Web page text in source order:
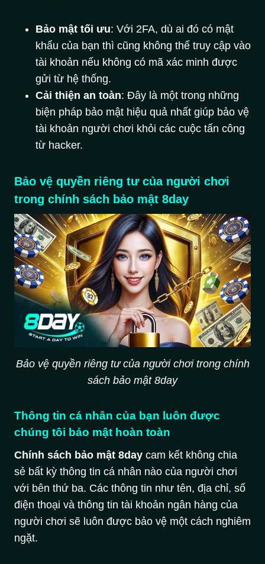
Bảo mật tối ưu: Với 2FA, dù ai đó có mật
khẩu của bạn thì cũng không thể truy cập vào
tài khoản nếu không có mã xác minh được
gửi từ hệ thống.
Cải thiện an toàn: Đây là một trong những
biện pháp bảo mật hiệu quả nhất giúp bảo vệ
tài khoản người chơi khỏi các cuộc tấn công
từ hacker.
Bảo vệ quyền riêng tư của người chơi
trong chính sách bảo mật 8day
Bảo vệ quyền riêng tư của người chơi trong chính
sách bảo mật 8day
Thông tin cá nhân của bạn luôn được
chúng tôi bảo mật hoàn toàn
Chính sách bảo mật 8day cam kết không chia
sẻ bất kỳ thông tin cá nhân nào của người chơi
với bên thứ ba. Các thông tin như tên, địa chỉ, số
điện thoại và thông tin tài khoản ngân hàng của
người chơi sẽ luôn được bảo vệ một cách nghiêm
ngặt.